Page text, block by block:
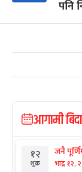
पनि
आगामी
१२
शुक्र
जनै
भाद्र १२,